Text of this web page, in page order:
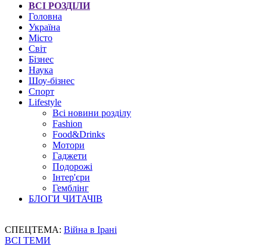
ВСІ РОЗДІЛИ
Головна
Україна
Місто
Світ
Бізнес
Наука
Шоу-бізнес
Спорт
Lifestyle
Всі новини розділу
Fashion
Food&Drinks
Мотори
Гаджети
Подорожі
Інтер'єри
Гемблінг
БЛОГИ ЧИТАЧІВ
СПЕЦТЕМА: Війна в Ірані
ВСІ ТЕМИ